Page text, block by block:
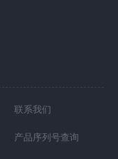
联系我们
产品序列号查询